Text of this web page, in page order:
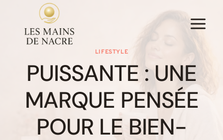
contenu
LIFESTYLE
PUISSANTE : UNE
MARQUE PENSÉE
POUR LE BIEN-